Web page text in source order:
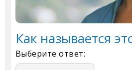
Как называется
Выберите ответ: